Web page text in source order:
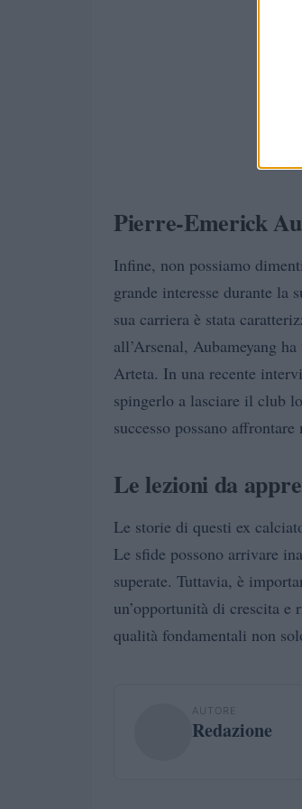
Pierre-Emerick
Infine, non possiamo
grande interesse durante la
sua carriera è stata
all’Arsenal, Aubameyang
Arteta. In una recente
spingerlo a lasciare il club
successo possano
Le lezioni da
Le storie di questi ex
Le sfide possono arrivare
superate. Tuttavia, è
un’opportunità di crescita
qualità fondamentali non
AUTORE
Redazione